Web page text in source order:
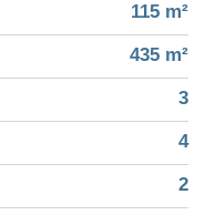
115 m²
435 m²
3
4
2